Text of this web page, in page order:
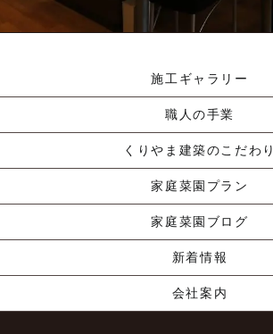
施工ギャラリー
職人の手業
くりやま建築のこだわり
家庭菜園プラン
家庭菜園ブログ
新着情報
会社案内